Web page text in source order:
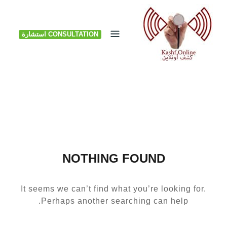
Skip
content
CONSULTATION استشارة
NOTHING FOUND
It seems we can’t find what you’re looking for.
Perhaps another searching can help.